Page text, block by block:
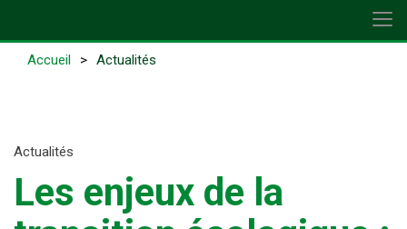
Accueil Actualités
Actualités
Les enjeux de la